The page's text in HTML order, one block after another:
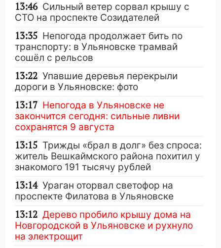
13:46 Сильный ветер сорвал крышу с
СТО на проспекте Созидателей
13:35 Непогода продолжает бить по
транспорту: в Ульяновске трамвай
сошёл с рельсов
13:22 Упавшие деревья перекрыли
дороги в Ульяновске: фото
13:17 Непогода в Ульяновске не
закончится сегодня: сильные ливни
сохранятся 9 августа
13:15 Трижды «брал в долг» без спроса:
житель Вешкаймского района похитил у
знакомого 191 тысячу рублей
13:14 Ураган оторвал светофор на
проспекте Филатова в Ульяновске
13:12 Дерево пробило крышу дома на
Новгородской в Ульяновске и рухнуло
на электрощит